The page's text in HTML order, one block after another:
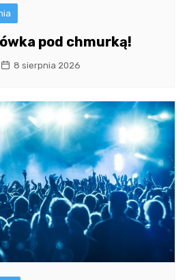
pod chmurką!
8 sierpnia 2026